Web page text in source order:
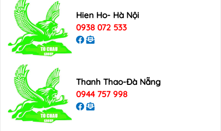
Hien Ho- Hà Nội
0938 072 533
Thanh Thao-Đà Nẵng
0944 757 998